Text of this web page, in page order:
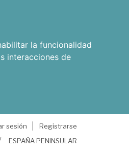
la funcionalidad
interacciones de
sesión
Registrarse
ESPAÑA PENINSULAR